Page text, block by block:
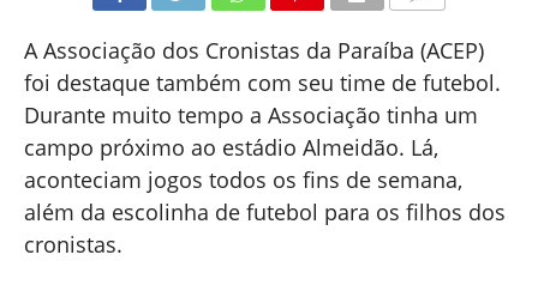
A Associação dos Cronistas da Paraíba (ACEP)
foi destaque também com seu time de futebol.
Durante muito tempo a Associação tinha um
campo próximo ao estádio Almeidão. Lá,
aconteciam jogos todos os fins de semana,
além da escolinha de futebol para os filhos dos
cronistas.